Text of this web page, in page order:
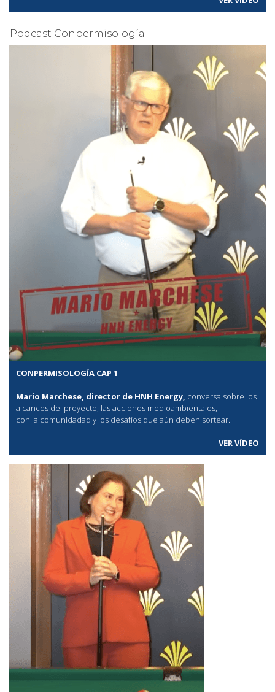
Podcast Conpermisología
CONPERMISOLOGÍA CAP 1
Mario Marchese, director de HNH Energy, conversa sobre los
alcances del proyecto, las acciones medioambientales,
con la comunidadad y los desafíos que aún deben sortear.
VER VÍDEO